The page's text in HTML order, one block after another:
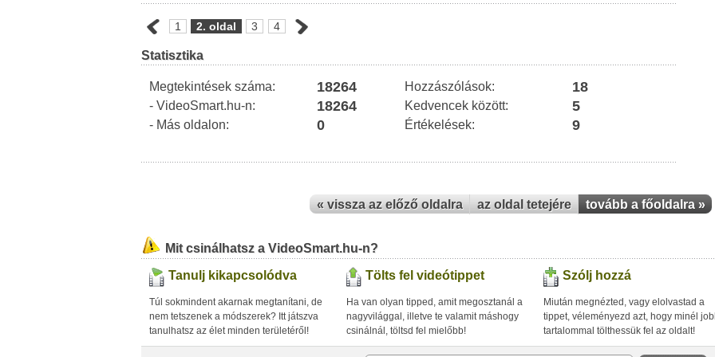
1 2. oldal 3 4
Statisztika
Megtekintések száma: 18264 Hozzászólások: 18
- VideoSmart.hu-n: 18264 Kedvencek között: 5
- Más oldalon: 0 Értékelések: 9
« vissza az előző oldalra az oldal tetejére tovább a főoldalra »
Mit csinálhatsz a VideoSmart.hu-n?
Tanulj kikapcsolódva
Túl sokmindent akarnak megtanítani, de
nem tetszenek a módszerek? Itt játszva
tanulhatsz az élet minden területéről!
Tölts fel videótippet
Ha van olyan tipped, amit megosztanál a
nagyvilággal, illetve te valamit máshogy
csinálnál, töltsd fel mielőbb!
Szólj hozzá
Miután megnézted, vagy elolvastad a
tippet, véleményezd azt, hogy minél
tartalommal tölthessük fel az oldalt!